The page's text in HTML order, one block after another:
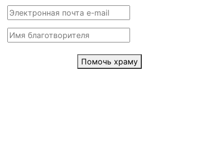
Помочь храму